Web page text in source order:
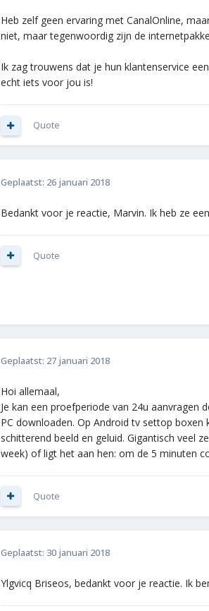
Heb zelf geen ervaring met CanalOnline,
niet, maar tegenwoordig zijn de
Ik zag trouwens dat je hun klantenservice
echt iets voor jou is!
Quote
Geplaatst: 26 januari 2018
Bedankt voor je reactie, Marvin. Ik heb ze
Quote
Geplaatst: 27 januari 2018
Hoi allemaal,
Je kan een proefperiode van 24u aanvragen
PC downloaden. Op Android tv settop boxen
schitterend beeld en geluid. Gigantisch veel
week) of ligt het aan hen: om de 5 minuten
Quote
Geplaatst: 30 januari 2018
Ylgvicq Briseos, bedankt voor je reactie. Ik